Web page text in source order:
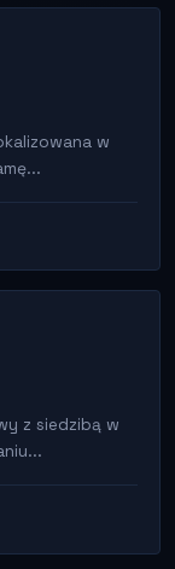
w
z siedzibą w